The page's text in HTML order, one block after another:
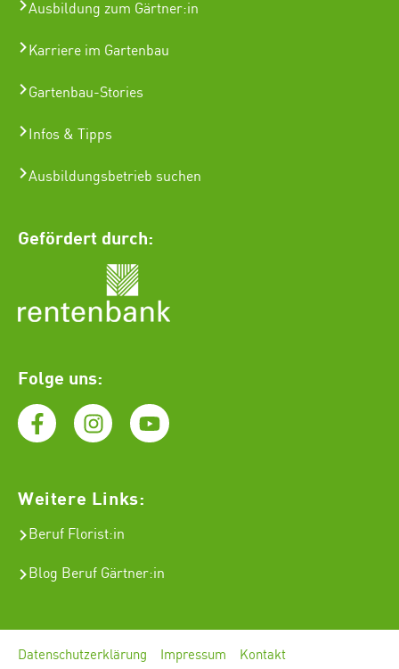
Ausbildung zum Gärtner:in
Karriere im Gartenbau
Gartenbau-Stories
Infos & Tipps
Ausbildungsbetrieb suchen
Gefördert durch:
Folge uns:
Weitere Links:
Beruf Florist:in
Blog Beruf Gärtner:in
Datenschutzerklärung Impressum Kontakt